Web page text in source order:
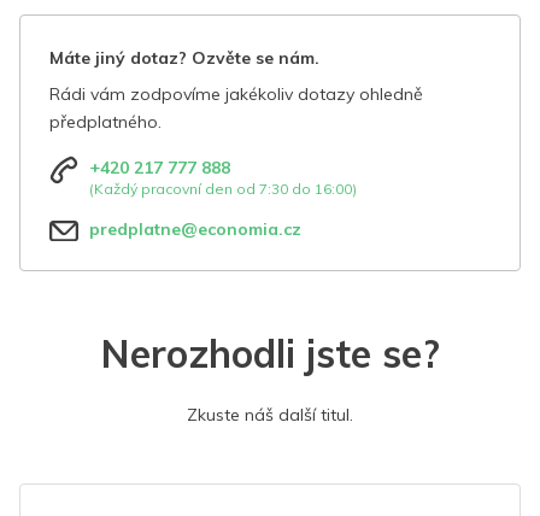
Máte jiný dotaz? Ozvěte se nám.
Rádi vám zodpovíme jakékoliv dotazy ohledně
předplatného.
+420 217 777 888
(Každý pracovní den od 7:30 do 16:00)
predplatne@economia.cz
Nerozhodli jste se?
Zkuste náš další titul.